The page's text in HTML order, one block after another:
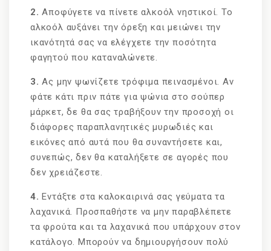
2.Αποφύγετε να πίνετε αλκοόλ νηστικοί. Το
αλκοόλ αυξάνει την όρεξη και μειώνει την
ικανότητά σας να ελέγχετε την ποσότητα
φαγητού που καταναλώνετε.
3.Ας μην ψωνίζετε τρόφιμα πεινασμένοι. Αν
φάτε κάτι πριν πάτε για ψώνια στο σούπερ
μάρκετ, δε θα σας τραβήξουν την προσοχή οι
διάφορες παραπλανητικές μυρωδιές και
εικόνες από αυτά που θα συναντήσετε και,
συνεπώς, δεν θα καταλήξετε σε αγορές που
δεν χρειάζεστε.
4.Εντάξτε στα καλοκαιρινά σας γεύματα τα
λαχανικά. Προσπαθήστε να μην παραβλέπετε
τα φρούτα και τα λαχανικά που υπάρχουν στον
κατάλογο. Μπορούν να δημιουργήσουν πολύ